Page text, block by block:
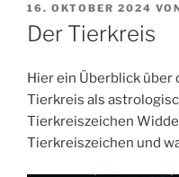
VERÖFFENTLICHT
AM
16. OKTOBER 2024
Der Tierkreis
Hier ein Überblick über
Tierkreis als
Tierkreiszeichen
Tierkreiszeichen und